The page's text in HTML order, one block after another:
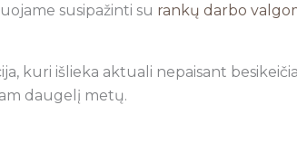
susipažinti su rankų darbo
kuri išlieka aktuali nepaisant
daugelį metų.